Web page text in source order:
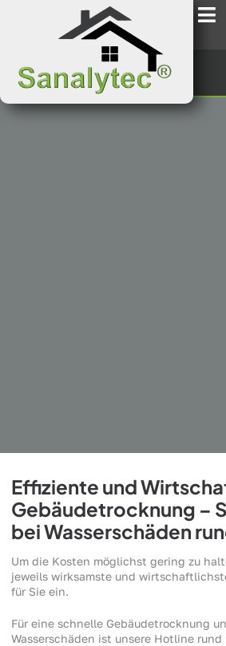
Effiziente und
Gebäudetrocknung –
bei Wasserschäden
Um die Kosten möglichst gering zu
jeweils wirksamste und
für Sie ein.
Für eine schnelle Gebäudetrocknung
Wasserschäden ist unsere Hotline rund